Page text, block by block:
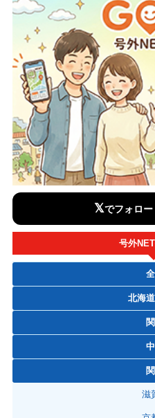
𝕏でフォロ
号外
北海
滋